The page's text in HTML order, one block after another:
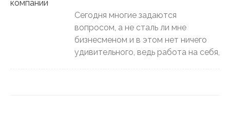
Сегодня многие задаются
вопросом, а не сталь ли мне
бизнесменом и в этом нет ничего
удивительного, ведь работа на себя,